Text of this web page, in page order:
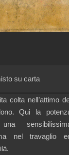
su carta
colta nell’attimo
Qui la
nel travaglio